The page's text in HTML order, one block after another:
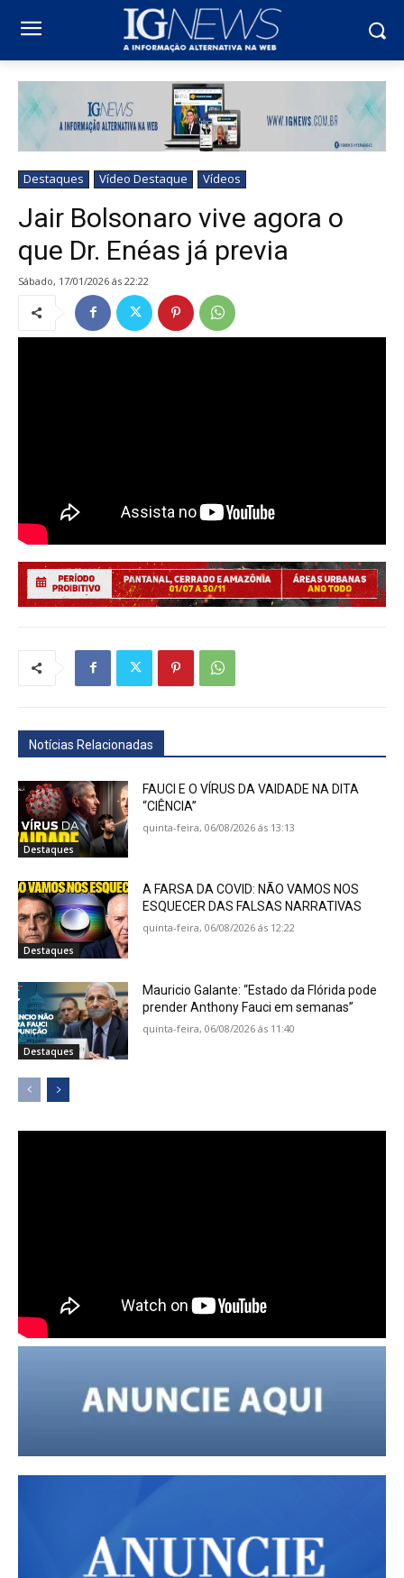
Destaques Vídeo Destaque Vídeos
Jair Bolsonaro vive agora o
que Dr. Enéas já previa
sábado, 17/01/2026 ás 22:22
Notícias Relacionadas
Destaques
FAUCI E O VÍRUS DA VAIDADE NA DITA
“CIÊNCIA”
quinta-feira, 06/08/2026 ás 13:13
Destaques
A FARSA DA COVID: NÃO VAMOS NOS
ESQUECER DAS FALSAS NARRATIVAS
quinta-feira, 06/08/2026 ás 12:22
Destaques
Mauricio Galante: “Estado da Flórida pode
prender Anthony Fauci em semanas”
quinta-feira, 06/08/2026 ás 11:40